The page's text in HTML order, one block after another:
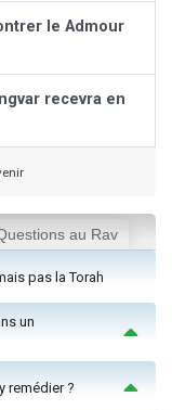
le Admour
recevra en
au Rav
pas la Torah
un
remédier ?